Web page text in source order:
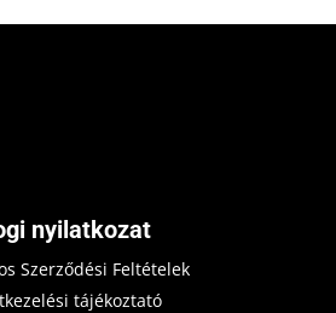
nyilatkozat
Szerződési Feltételek
tájékoztató